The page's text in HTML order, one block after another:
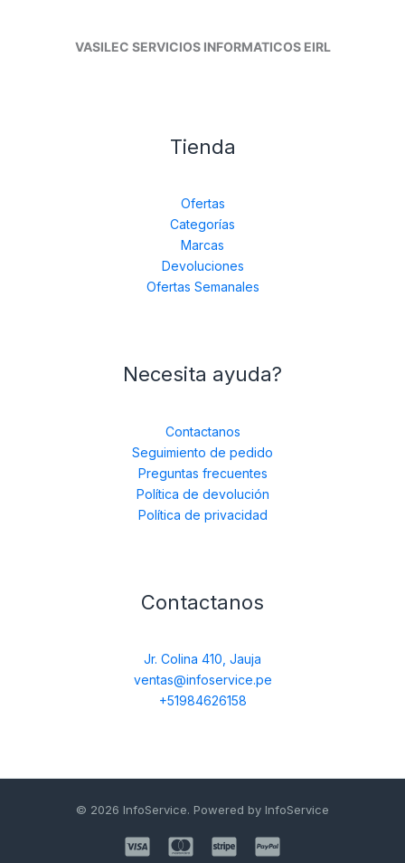
VASILEC SERVICIOS INFORMATICOS EIRL
Tienda
Ofertas
Categorías
Marcas
Devoluciones
Ofertas Semanales
Necesita ayuda?
Contactanos
Seguimiento de pedido
Preguntas frecuentes
Política de devolución
Política de privacidad
Contactanos
Jr. Colina 410, Jauja
ventas@infoservice.pe
+51984626158
© 2026 InfoService. Powered by InfoService